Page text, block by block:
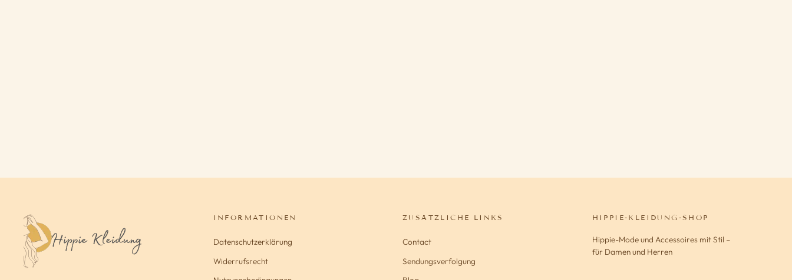
INFORMATIONEN
Datenschutzerklärung
Widerrufsrecht
ZUSÄTZLICHE LINKS
Contact
Sendungsverfolgung
HIPPIE-KLEIDUNG-SHOP
Hippie-Mode und Accessoires mit Stil –
für Damen und Herren